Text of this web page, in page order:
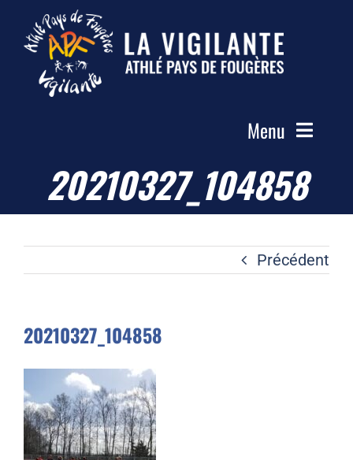
Passer
contenu
Menu
Accueil
Le Club
Photos
Contact
20210327_104858
Précédent
20210327_104858